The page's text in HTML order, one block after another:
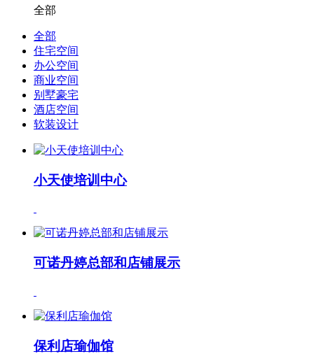
全部
全部
住宅空间
办公空间
商业空间
别墅豪宅
酒店空间
软装设计
小天使培训中心
可诺丹婷总部和店铺展示
保利店瑜伽馆